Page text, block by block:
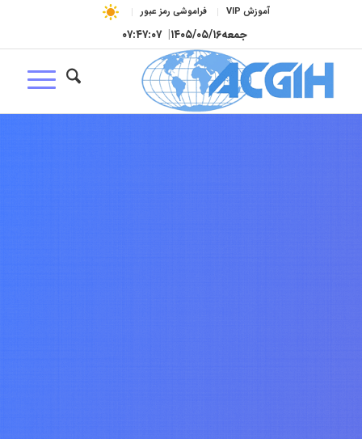
آموزش VIP فراموشی رمز عبور
جمعه۱۴۰۵/۰۵/۱۶| ۰۷:۴۷:۰۸